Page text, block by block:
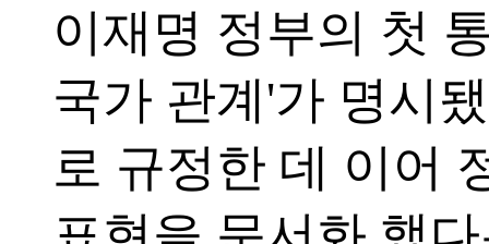
이재명 정부의 첫
국가 관계'가 명시
로 규정한 데 이어